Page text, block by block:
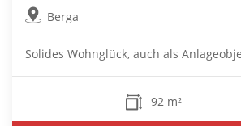
Berga
Solides Wohnglück, auch als
92 m²